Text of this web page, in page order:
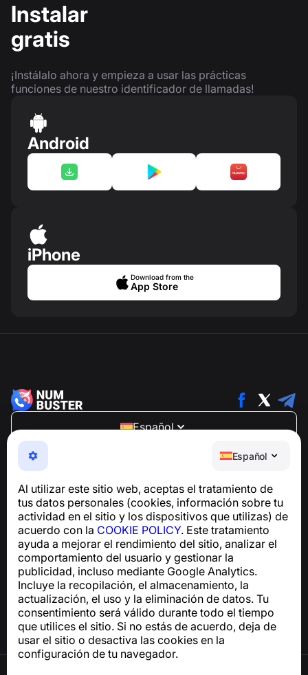
Español
Al utilizar este sitio web, aceptas el tratamiento de
tus datos personales (cookies, información sobre tu
actividad en el sitio y los dispositivos que utilizas) de
acuerdo con la COOKIE POLICY. Este tratamiento
ayuda a mejorar el rendimiento del sitio, analizar el
comportamiento del usuario y gestionar la
publicidad, incluso mediante Google Analytics.
Incluye la recopilación, el almacenamiento, la
actualización, el uso y la eliminación de datos. Tu
consentimiento será válido durante todo el tiempo
que utilices el sitio. Si no estás de acuerdo, deja de
usar el sitio o desactiva las cookies en la
configuración de tu navegador.
Instalar
gratis
¡Instálalo ahora y empieza a usar las prácticas
funciones de nuestro identificador de llamadas!
Android
iPhone
Download from the
App Store
Español
NumBuster © 2013—2026 ·
support@numbuster.com
Una aplicación fácil de usar que te protege de estafas
Para consultas sobre el cumplimiento del RGPD:
support@numbuster.com
Centro de ayuda
Noticias y artículos
Sobre el proyecto
Contactos